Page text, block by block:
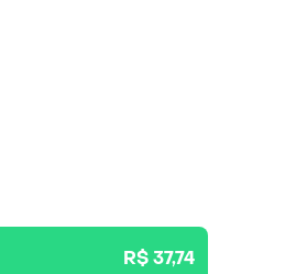
R$ 37,74